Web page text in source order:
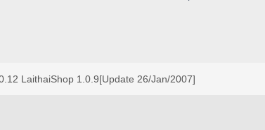
LaithaiShop 1.0.9[Update 26/Jan/2007]